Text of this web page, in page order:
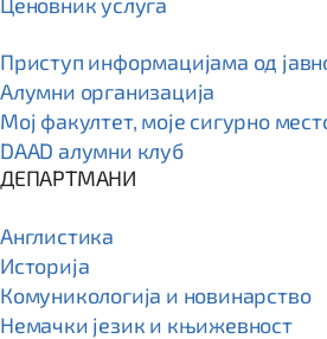
Приступ информацијама од
Алумни организација
Мој факултет, моје сигурно
DAAD алумни клуб
ДЕПАРТМАНИ
Англистика
Историја
Комуникологија и новинарство
Немачки језик и књижевност